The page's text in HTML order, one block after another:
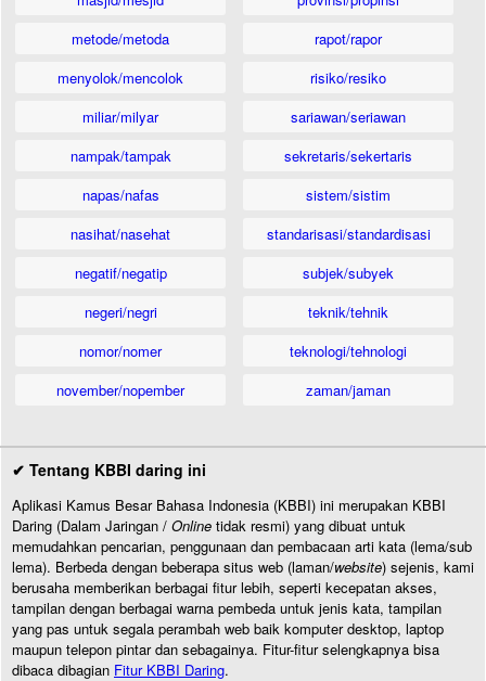
metode/metoda
menyolok/mencolok
miliar/milyar
nampak/tampak
napas/nafas
nasihat/nasehat
negatif/negatip
negeri/negri
nomor/nomer
november/nopember
rapot/rapor
risiko/resiko
sariawan/seriawan
sekretaris/sekertaris
sistem/sistim
standarisasi/standardisasi
subjek/subyek
teknik/tehnik
teknologi/tehnologi
zaman/jaman
✔ Tentang KBBI daring ini
Aplikasi Kamus Besar Bahasa Indonesia (KBBI) ini merupakan KBBI
Daring (Dalam Jaringan / Online tidak resmi) yang dibuat untuk
memudahkan pencarian, penggunaan dan pembacaan arti kata (lema/sub
lema). Berbeda dengan beberapa situs web (laman/website) sejenis, kami
berusaha memberikan berbagai fitur lebih, seperti kecepatan akses,
tampilan dengan berbagai warna pembeda untuk jenis kata, tampilan
yang pas untuk segala perambah web baik komputer desktop, laptop
maupun telepon pintar dan sebagainya. Fitur-fitur selengkapnya bisa
dibaca dibagian Fitur KBBI Daring.